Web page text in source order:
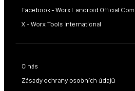
Facebook - Worx Landroid Official
X - Worx Tools International
O nás
Zásady ochrany osobních údajů